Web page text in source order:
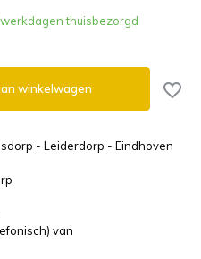
thuisbezorgd
winkelwagen
- Leiderdorp - Eindhoven
van